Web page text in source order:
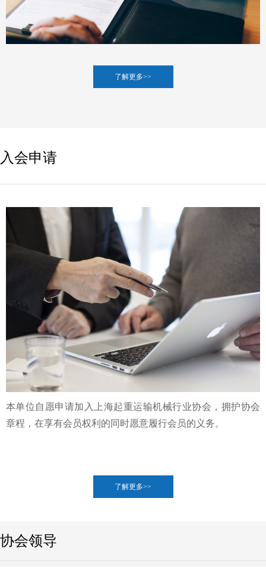
了解更多>>
入会申请
本单位自愿申请加入上海起重运输机械行业协会，拥护协会
章程， 在享有会员权利的同时愿意履行会员的义务。
协会领导
了解更多>>